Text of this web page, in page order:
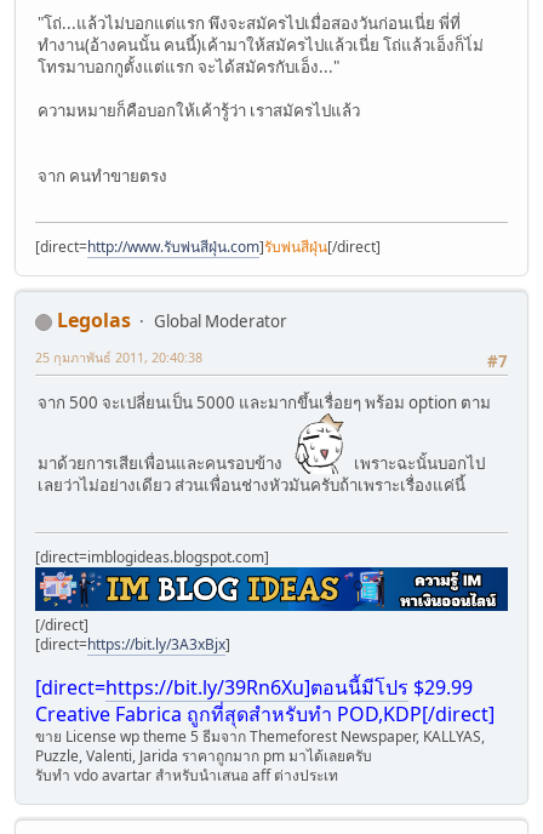
"โถ่...แล้วไม่บอกแต่แรก พึงจะสมัครไปเมื่อสองวันก่อนเนี่ย พี่ที่
ทำงาน(อ้างคนนั้น คนนี้)เค้ามาให้สมัครไปแล้วเนี่ย โถ่แล้วเอ็งก็ไ่ม่
โทรมาบอกกูตั้งแต่แรก จะได้สมัครกับเอ็ง..."
ความหมายก็คือบอกให้เค้ารู้ว่า เราสมัครไปแล้ว
จาก คนทำขายตรง
[direct=http://www.รับพ่นสีฝุ่น.com]รับพ่นสีฝุ่น[/direct]
Legolas
Global Moderator
#7
25 กุมภาพันธ์ 2011, 20:40:38
จาก 500 จะเปลี่ยนเป็น 5000 และมากขึ้นเรื่อยๆ พร้อม option ตาม
มาด้วยการเสียเพื่อนและคนรอบข้าง
เพราะฉะนั้นบอกไป
เลยว่าไม่อย่างเดียว ส่วนเพื่อนช่างหัวมันครับถ้าเพราะเรื่องแค่นี้
[direct=imblogideas.blogspot.com]
[/direct]
[direct=https://bit.ly/3A3xBjx]
[direct=https://bit.ly/39Rn6Xu]ตอนนี้มีโปร $29.99
Creative Fabrica ถูกที่สุดสำหรับทำ POD,KDP[/direct]
ขาย License wp theme 5 ธีมจา่ก Themeforest Newspaper, KALLYAS,
Puzzle, Valenti, Jarida ราคาถูกมาก pm มาได้เลยครับ
รับทำ vdo avartar สำหรับนำเสนอ aff ต่างประเท